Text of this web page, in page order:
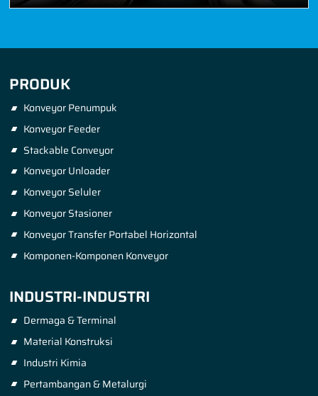
PRODUK
Konveyor Penumpuk
Konveyor Feeder
Stackable Conveyor
Konveyor Unloader
Konveyor Seluler
Konveyor Stasioner
Konveyor Transfer Portabel Horizontal
Komponen-Komponen Konveyor
INDUSTRI-INDUSTRI
Dermaga & Terminal
Material Konstruksi
Industri Kimia
Pertambangan & Metalurgi